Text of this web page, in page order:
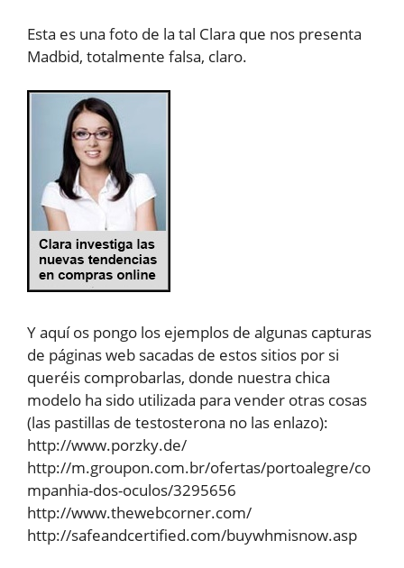
Esta es una foto de la tal Clara que nos presenta
Madbid, totalmente falsa, claro.
Y aquí os pongo los ejemplos de algunas capturas
de páginas web sacadas de estos sitios por si
queréis comprobarlas, donde nuestra chica
modelo ha sido utilizada para vender otras cosas
(las pastillas de testosterona no las enlazo):
http://www.porzky.de/
http://m.groupon.com.br/ofertas/portoalegre/co
mpanhia-dos-oculos/3295656
http://www.thewebcorner.com/
http://safeandcertified.com/buywhmisnow.asp